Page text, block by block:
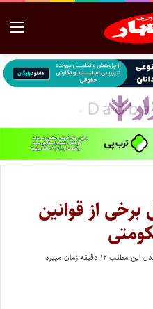
از قوانین
مطلب ۱۲ دقیقه زمان میبرد